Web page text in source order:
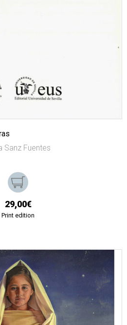
Sanz Fuentes
29,00€
Print edition